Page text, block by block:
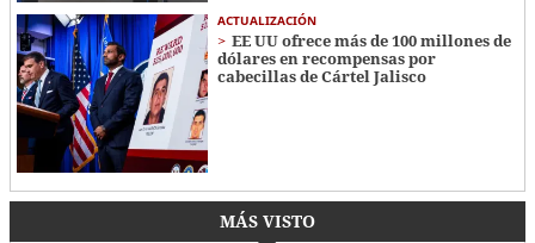
ACTUALIZACIÓN
EE UU ofrece más de 100 millones de
dólares en recompensas por
cabecillas de Cártel Jalisco
MÁS VISTO